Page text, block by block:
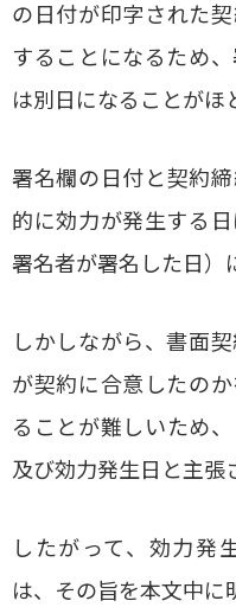
の日付が印字された
することになるため
は別日になることがほ
署名欄の日付と契約
的に効力が発生する
署名者が署名した日）
しかしながら、書面
が契約に合意したの
ることが難しいため
及び効力発生日と主張
したがって、効力発
は、その旨を本文中に